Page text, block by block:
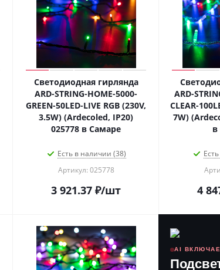
Светодиодная гирлянда
ARD-STRING-HOME-5000-
GREEN-50LED-LIVE RGB (230V,
3.5W) (Ardecoled, IP20)
025778 в Самаре
Есть в наличии (38)
Артикул: 025778
3 921.37 ₽/шт
ARD-
CLEAR-
7W)
в
4
AI